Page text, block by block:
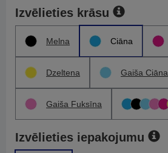
Izvēlieties krāsu
Melna Ciāna
Dzeltena Gaiša Ciāna
Gaiša Fuksīna
Izvēlieties iepakojumu